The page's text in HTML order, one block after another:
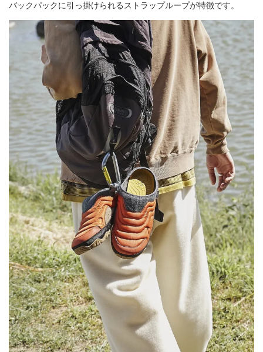
バックパックに引っ掛けられるストラップループが特徴です。